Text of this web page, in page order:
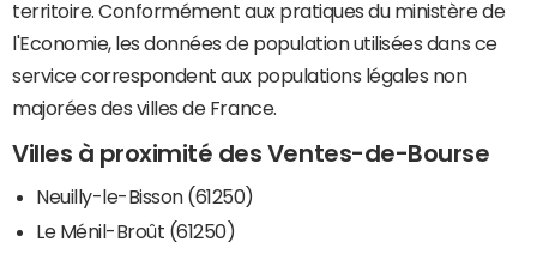
territoire. Conformément aux pratiques du ministère de
l'Economie, les données de population utilisées dans ce
service correspondent aux populations légales non
majorées des villes de France.
Villes à proximité des Ventes-de-Bourse
Neuilly-le-Bisson (61250)
Le Ménil-Broût (61250)